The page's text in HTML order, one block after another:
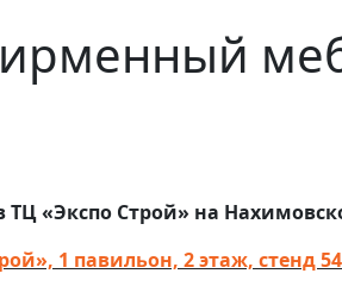
«Экспо Строй» на
1 павильон, 2 этаж, стенд